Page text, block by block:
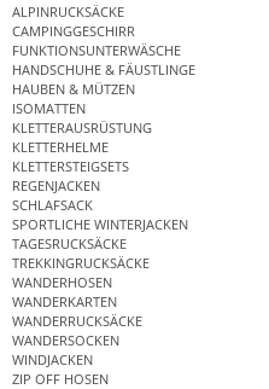
ALPINRUCKSÄCKE
CAMPINGGESCHIRR
FUNKTIONSUNTERWÄSCHE
HANDSCHUHE & FÄUSTLINGE
HAUBEN & MÜTZEN
ISOMATTEN
KLETTERAUSRÜSTUNG
KLETTERHELME
KLETTERSTEIGSETS
REGENJACKEN
SCHLAFSACK
SPORTLICHE WINTERJACKEN
TAGESRUCKSÄCKE
TREKKINGRUCKSÄCKE
WANDERHOSEN
WANDERKARTEN
WANDERRUCKSÄCKE
WANDERSOCKEN
WINDJACKEN
ZIP OFF HOSEN